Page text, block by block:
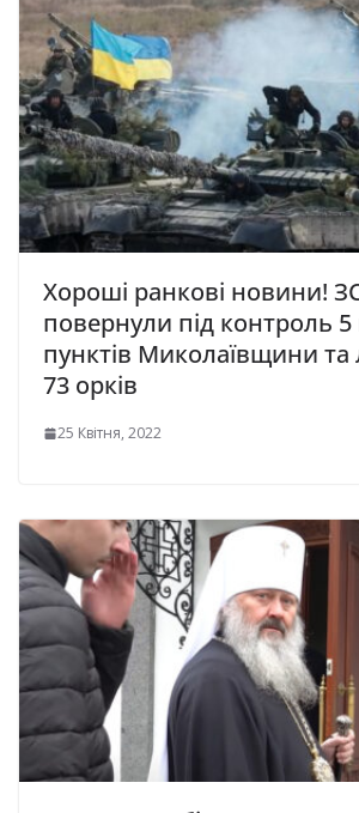
Хороші ранкові новини!
повернули під контроль
пунктів Миколаївщини та
73 орків
25 Квітня, 2022